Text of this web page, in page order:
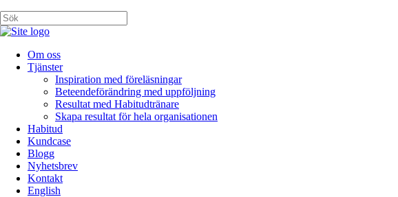
Om oss
Tjänster
Inspiration med föreläsningar
Beteendeförändring med uppföljning
Resultat med Habitudtränare
Skapa resultat för hela organisationen
Habitud
Kundcase
Blogg
Nyhetsbrev
Kontakt
English